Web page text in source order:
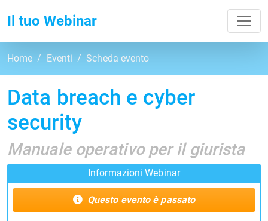
Il tuo Webinar
Home Eventi Scheda evento
Data breach e cyber
security
Manuale operativo per il giurista
Informazioni Webinar
Questo evento è passato